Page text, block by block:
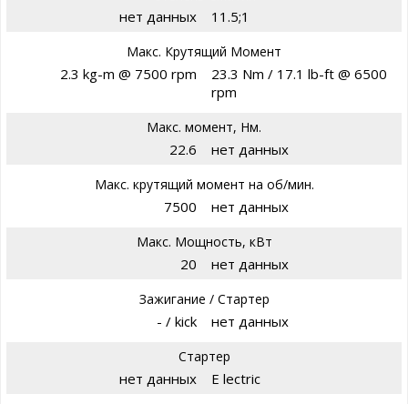
нет данных 11.5;1
Макс. Крутящий Момент
2.3 kg-m @ 7500 rpm
23.3 Nm / 17.1 lb-ft @ 6500
rpm
Макс. момент, Нм.
22.6 нет данных
Макс. крутящий момент на об/мин.
7500 нет данных
Макс. Мощность, кВт
20 нет данных
Зажигание / Стартер
- / kick нет данных
Стартер
нет данных E lectric